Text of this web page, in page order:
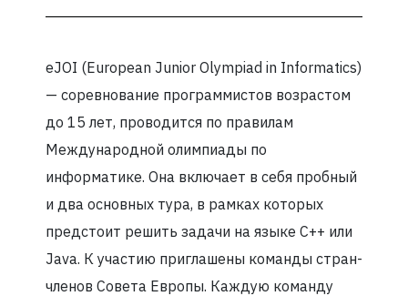
eJOI (European Junior Olympiad in Informatics)
— соревнование программистов возрастом
до 15 лет, проводится по правилам
Международной олимпиады по
информатике. Она включает в себя пробный
и два основных тура, в рамках которых
предстоит решить задачи на языке С++ или
Java. К участию приглашены команды стран-
членов Совета Европы. Каждую команду